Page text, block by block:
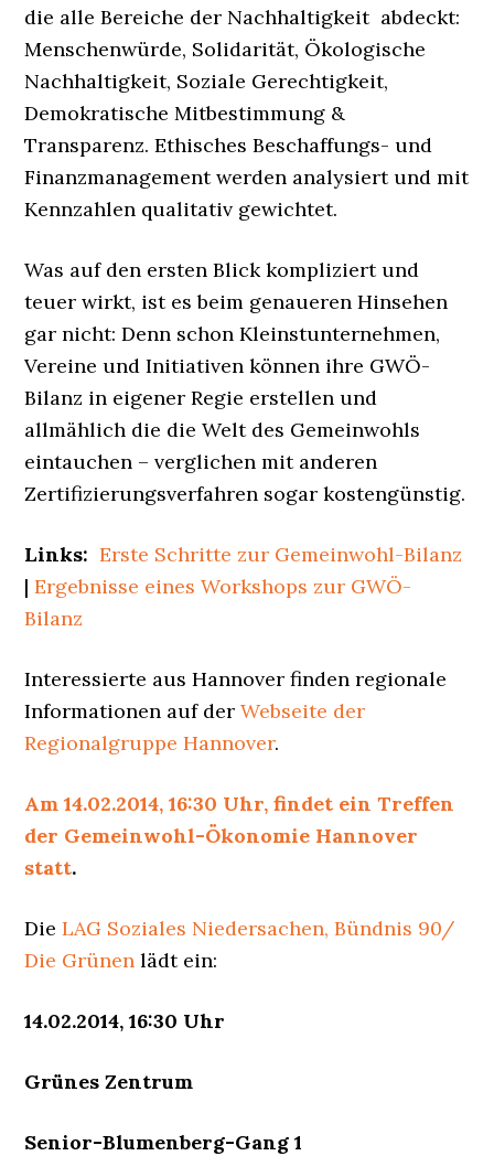
die alle Bereiche der Nachhaltigkeit abdeckt:
Menschenwürde, Solidarität, Ökologische
Nachhaltigkeit, Soziale Gerechtigkeit,
Demokratische Mitbestimmung &
Transparenz. Ethisches Beschaffungs- und
Finanzmanagement werden analysiert und mit
Kennzahlen qualitativ gewichtet.
Was auf den ersten Blick kompliziert und
teuer wirkt, ist es beim genaueren Hinsehen
gar nicht: Denn schon Kleinstunternehmen,
Vereine und Initiativen können ihre GWÖ-
Bilanz in eigener Regie erstellen und
allmählich die die Welt des Gemeinwohls
eintauchen – verglichen mit anderen
Zertifizierungsverfahren sogar kostengünstig.
Links: Erste Schritte zur Gemeinwohl-Bilanz
|Ergebnisse eines Workshops zur GWÖ-
Bilanz
Interessierte aus Hannover finden regionale
Informationen auf derWebseite der
Regionalgruppe Hannover.
Am 14.02.2014, 16:30 Uhr, findet ein Treffen
der Gemeinwohl-Ökonomie Hannover
statt.
DieLAG Soziales Niedersachen, Bündnis 90/
Die Grünen lädt ein:
14.02.2014,16:30 Uhr
Grünes Zentrum
Senior-Blumenberg-Gang 1